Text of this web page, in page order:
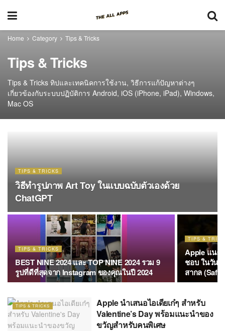
Home Category Tips & Tricks
Tips & Tricks
Tips & Tricks ทิปและเทคนิคการใช้งาน, วิธีการแก้ปัญหาต่างๆ
เกี่ยวข้องกับระบบปฏิบัติการ Android, iOS (iPhone, iPad), Windows,
Mac OS
TIPS & TRICKS
วิธีทำรูปภาพ Art Toy ในแบบฉบับตัวเองด้วย
ChatGPT
TIPS & TRICKS
BEST NINE 2024 และ TOP NINE 2024 รวม 9
รูปที่ดีที่สุดจาก Instagram ของคุณในปี 2024
TIPS &
Apple แนะ
ชอบ ในวันแ
สากล
TIPS & TRICKS
Apple นำเสนอไอเดียเก๋ๆ สำหรับ
Valentine’s Day พร้อมแนะนำของ
ขวัญสำหรับคนพิเศษ